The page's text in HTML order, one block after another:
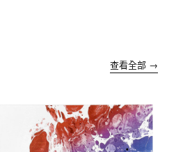
查看全部 →